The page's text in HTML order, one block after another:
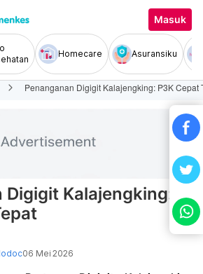
Masuk
Homecare Asuransiku
Penanganan Digigit Kalajengking: P3K Cepat
Digigit Kalajengking:
06 Mei 2026